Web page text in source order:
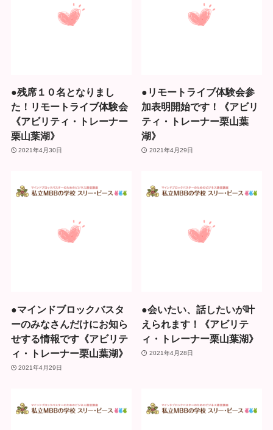
●残席１０名となりまし
た！リモートライブ体験会
《アビリティ・トレーナー
栗山葉湖》
2021年4月30日
●リモートライブ体験会参
加表明開始です！《アビリ
ティ・トレーナー栗山葉
湖》
2021年4月29日
●マインドブロックバスタ
ーのみなさんだけにお知ら
せする情報です《アビリテ
ィ・トレーナー栗山葉湖》
2021年4月29日
●会いたい、話したいが叶
えられます！《アビリテ
ィ・トレーナー栗山葉湖》
2021年4月28日